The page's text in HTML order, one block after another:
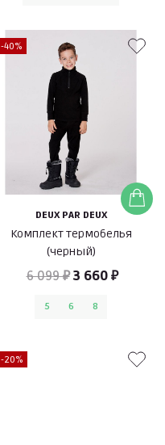
-40%
DEUX PAR DEUX
Комплект термобелья
(черный)
6 099 ₽3 660 ₽
5 6 8
-20%